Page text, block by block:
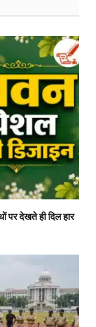
पर देखते ही दिल हार